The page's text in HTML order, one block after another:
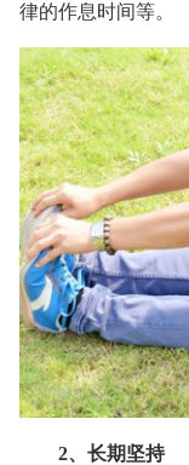
律的作息时间等。
2、长期坚持